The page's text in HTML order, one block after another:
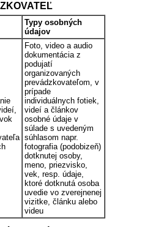
Typy osobných
údajov
Foto, video a audio
dokumentácia z
podujatí
organizovaných
prevádzkovateľom, v
prípade
individuálnych fotiek,
videí a článkov
osobné údaje v
súlade s uvedeným
súhlasom napr.
fotografia (podobizeň)
dotknutej osoby,
meno, priezvisko,
vek, resp. údaje,
ktoré dotknutá osoba
uvedie vo zverejnenej
vizitke, článku alebo
videu